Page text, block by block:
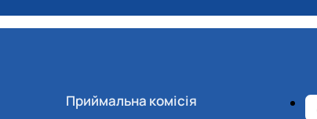
Приймальна комісія